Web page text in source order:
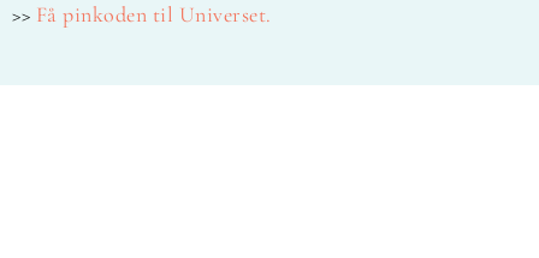
>> Få pinkoden til Universet.